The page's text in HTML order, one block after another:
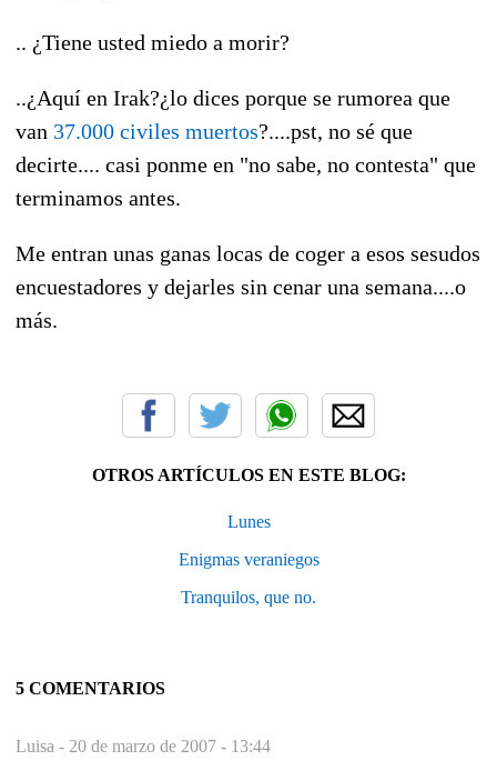
.. ¿Tiene usted miedo a morir?
..¿Aquí en Irak?¿lo dices porque se rumorea que
van 37.000 civiles muertos?....pst, no sé que
decirte.... casi ponme en "no sabe, no contesta" que
terminamos antes.
Me entran unas ganas locas de coger a esos sesudos
encuestadores y dejarles sin cenar una semana....o
más.
OTROS ARTÍCULOS EN ESTE BLOG:
Lunes
Enigmas veraniegos
Tranquilos, que no.
5 COMENTARIOS
Luisa - 20 de marzo de 2007 - 13:44